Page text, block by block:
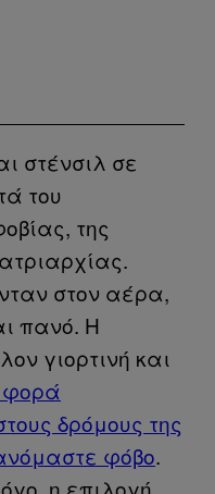
στένσιλ σε
του
της
στον αέρα,
πανό. Η
γιορτινή και
δρόμους της
φόβο.
η επιλογή